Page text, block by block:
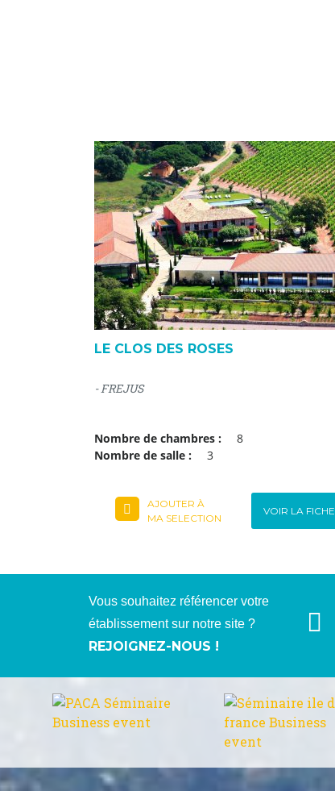
LE CLOS DES ROSES
- FREJUS
Nombre de chambres :
8
Nombre de salle :
3
AJOUTER À
MA SELECTION
VOIR LA FICHE
Vous souhaitez référencer votre
établissement sur notre site ?
REJOIGNEZ-NOUS !